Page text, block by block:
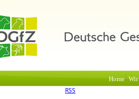
Home Wir
RSS